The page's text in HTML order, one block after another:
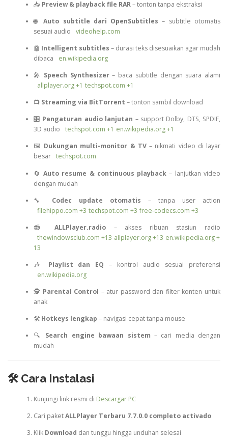
📥 Preview & playback file RAR– tonton tanpa ekstraksi
🌐Auto subtitle dari OpenSubtitles – subtitle otomatis
sesuai audio
videohelp.com
🤖 Intelligent subtitles – durasi teks disesuaikan agar mudah
dibaca
en.wikipedia.org
🎤 Speech Synthesizer– baca subtitle dengan suara alami
allplayer.org +1 techspot.com +1
📺 Streaming via BitTorrent – tonton sambil download
🎛️ Pengaturan audio lanjutan – support Dolby, DTS, SPDIF,
3D audio
techspot.com +1 en.wikipedia.org +1
🖼️ Dukungan multi-monitor & TV– nikmati video di layar
besar
techspot.com
🔄Auto resume & continuous playback – lanjutkan video
dengan mudah
🔧 Codec update otomatis – tanpa user action
filehippo.com +3 techspot.com +3 free-codecs.com +3
📻 ALLPlayer.radio– akses ribuan stasiun radio
thewindowsclub.com +13 allplayer.org +13 en.wikipedia.org +
13
🎶 Playlist dan EQ – kontrol audio sesuai preferensi
en.wikipedia.org
🕵️ Parental Control – atur password dan filter konten untuk
anak
🛠️ Hotkeys lengkap – navigasi cepat tanpa mouse
🔍 Search engine bawaan sistem – cari media dengan
mudah
🛠️ Cara Instalasi
Kunjungi link resmi di Descargar PC
Cari paketALLPlayer Terbaru 7.7.0.0 completo activado
Klik Download dan tunggu hingga unduhan selesai